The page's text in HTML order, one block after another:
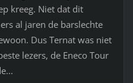
kreeg. Niet dat dit
al jaren de barslechte
Dus Ternat was niet
lezers, de Eneco Tour